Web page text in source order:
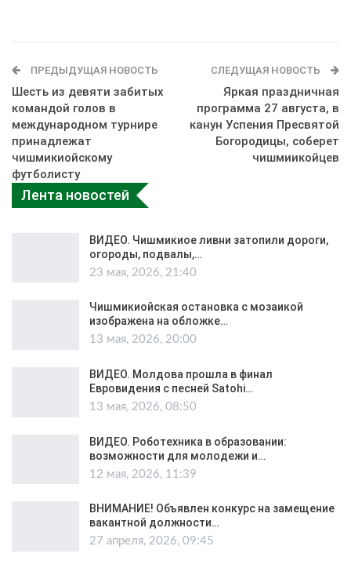
ПРЕДЫДУЩАЯ НОВОСТЬ
Шесть из девяти забитых
командой голов в
международном турнире
принадлежат
чишмикиойскому
футболисту
СЛЕДУЩАЯ НОВОСТЬ
Яркая праздничная
программа 27 августа, в
канун Успения Пресвятой
Богородицы, соберет
чишмиикойцев
Лента новостей
ВИДЕО. Чишмикиое ливни затопили дороги,
огороды, подвалы,…
23 мая, 2026, 21:40
Чишмикиойская остановка с мозаикой
изображена на обложке…
13 мая, 2026, 20:00
ВИДЕО. Молдова прошла в финал
Евровидения с песней Satohi…
13 мая, 2026, 08:50
ВИДЕО. Роботехника в образовании:
возможности для молодежи и…
12 мая, 2026, 11:39
ВНИМАНИЕ! Объявлен конкурс на замещение
вакантной должности…
27 апреля, 2026, 09:45